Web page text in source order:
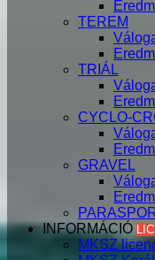
TEREM
TRIÁL
CYCLO-
GRAVEL
INFORMÁCIÓ
MKSZ